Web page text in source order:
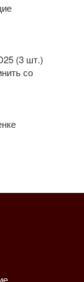
(3 шт.)
со